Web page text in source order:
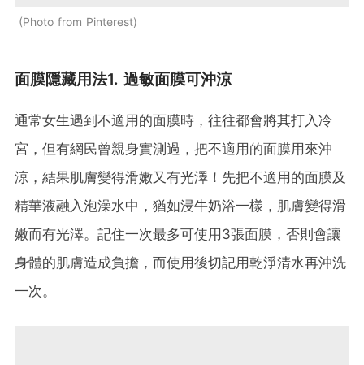
Photo from Pinterest
面膜隱藏用法1. 過敏面膜可沖涼
通常女生遇到不適用的面膜時，往往都會將其打入冷
宮，但有網民曾親身實測過，把不適用的面膜用來沖
涼，結果肌膚變得滑嫩又有光澤！先把不適用的面膜及
精華液融入泡澡水中，猶如浸牛奶浴一樣，肌膚變得滑
嫩而有光澤。記住一次最多可使用3張面膜，否則會讓
身體的肌膚造成負擔，而使用後切記用乾淨清水再沖洗
一次。